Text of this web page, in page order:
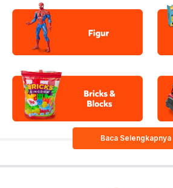
Daftar Harga mainan
Baca Selengkapnya